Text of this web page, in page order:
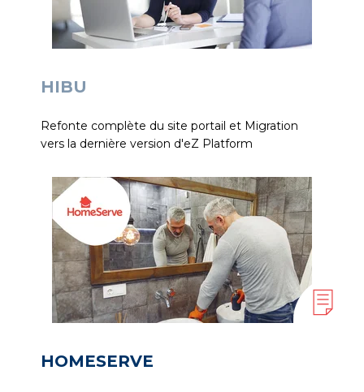
HIBU
Refonte complète du site portail et Migration
vers la dernière version d'eZ Platform
HOMESERVE